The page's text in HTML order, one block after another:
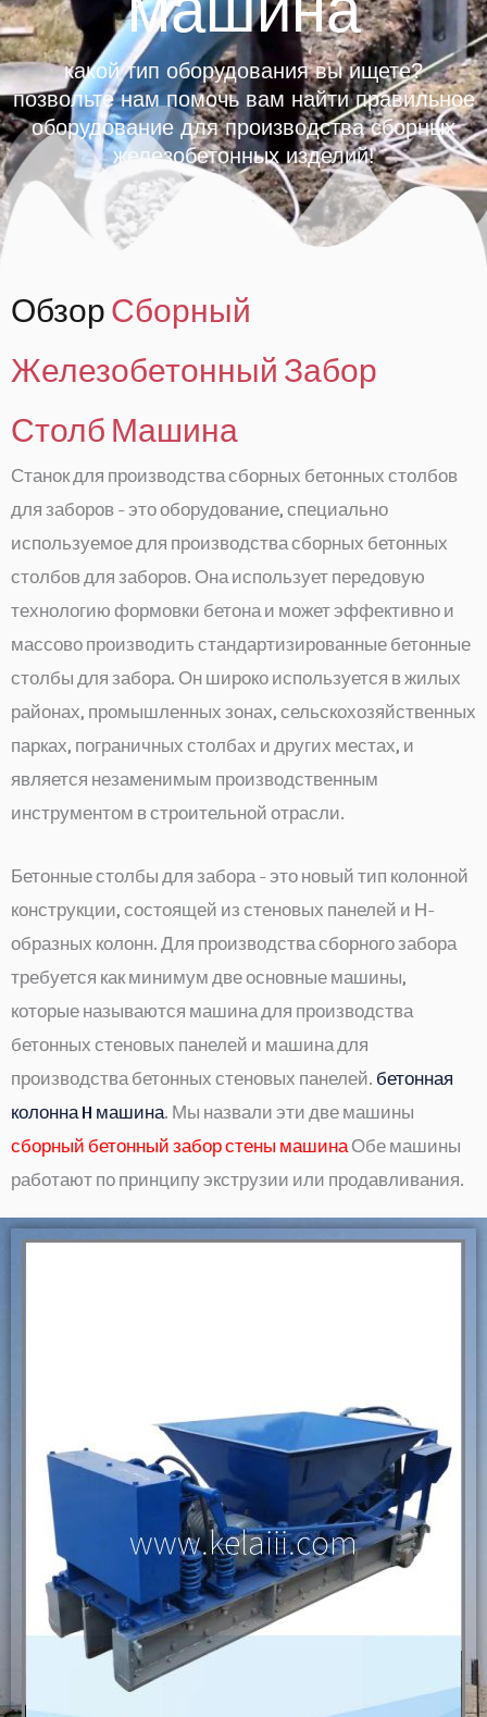
какой тип оборудования вы ищете?
позвольте нам помочь вам найти правильное
оборудование для производства сборных
железобетонных изделий!
ОбзорСборный
Железобетонный Забор
Столб Машина
Станок для производства сборных бетонных столбов
для заборов - это оборудование, специально
используемое для производства сборных бетонных
столбов для заборов. Она использует передовую
технологию формовки бетона и может эффективно и
массово производить стандартизированные бетонные
столбы для забора. Он широко используется в жилых
районах, промышленных зонах, сельскохозяйственных
парках, пограничных столбах и других местах, и
является незаменимым производственным
инструментом в строительной отрасли.
Бетонные столбы для забора - это новый тип колонной
конструкции, состоящей из стеновых панелей и Н-
образных колонн. Для производства сборного забора
требуется как минимум две основные машины,
которые называются машина для производства
бетонных стеновых панелей и машина для
производства бетонных стеновых панелей. бетонная
колонна H машина. Мы назвали эти две машины
сборный бетонный забор стены машина Обе машины
работают по принципу экструзии или продавливания.